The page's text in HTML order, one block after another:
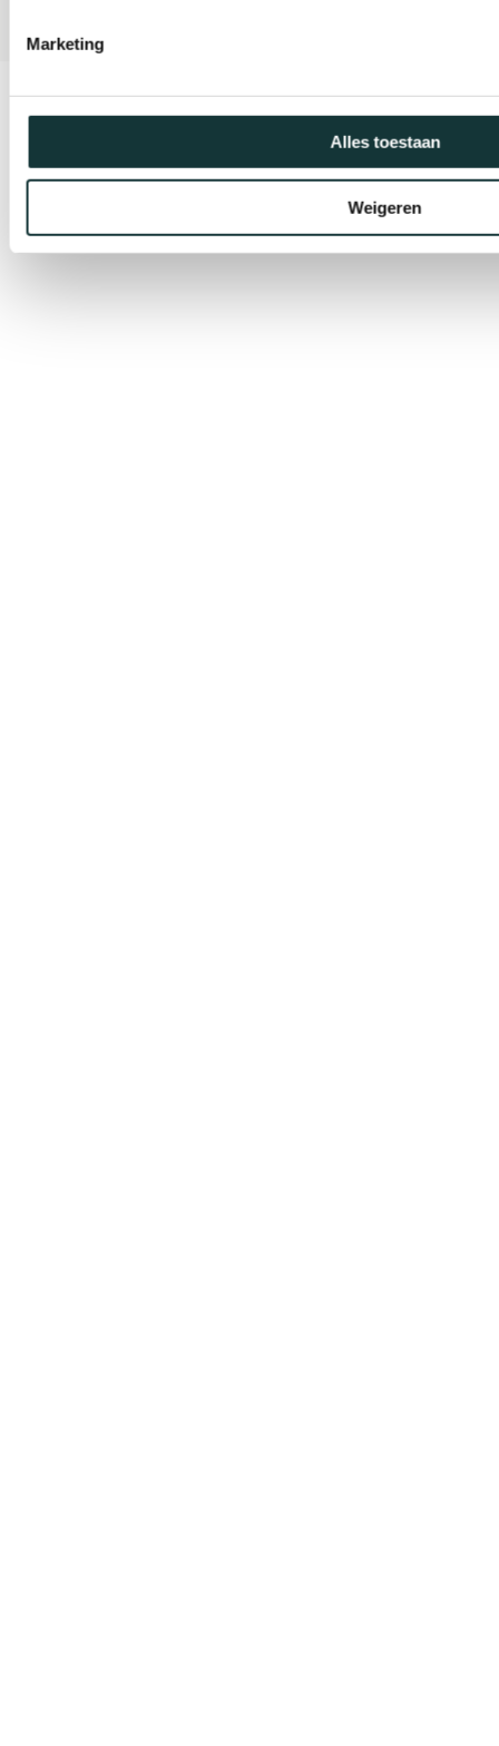
Marketing
Alles toestaan
Weigeren
Copyright© 2026Pieterskerk Leiden
We Provide